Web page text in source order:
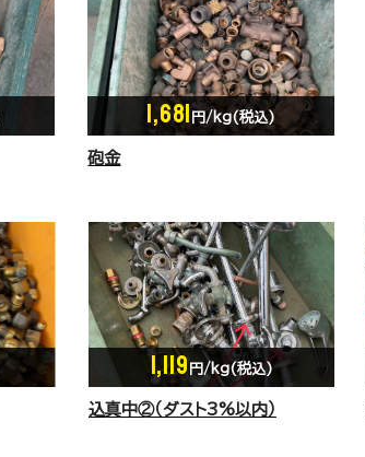
1,681 円/kg(税込)
砲金
969 円/kg(税込)
込真中③（ダスト10％以内）